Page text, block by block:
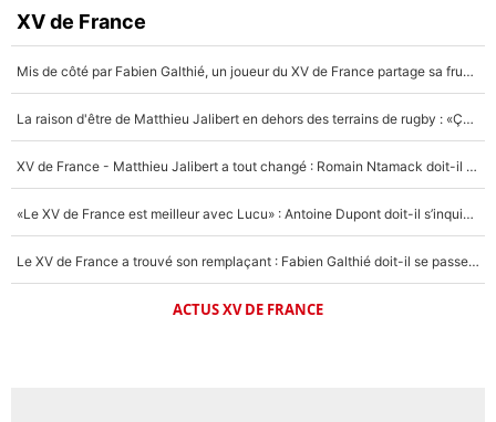
XV de France
Mis de côté par Fabien Galthié, un joueur du XV de France partage sa frustration : «ils ne me l’ont pas dit tout de suite»
La raison d'être de Matthieu Jalibert en dehors des terrains de rugby : «Ça m'atteint autant que si tu touches à un membre de ma famille»
XV de France - Matthieu Jalibert a tout changé : Romain Ntamack doit-il s’inquiéter pour sa place à un an de la Coupe du monde ?
«Le XV de France est meilleur avec Lucu» : Antoine Dupont doit-il s’inquiéter pour sa place ?
Le XV de France a trouvé son remplaçant : Fabien Galthié doit-il se passer d'Antoine Dupont ?
ACTUS XV DE FRANCE